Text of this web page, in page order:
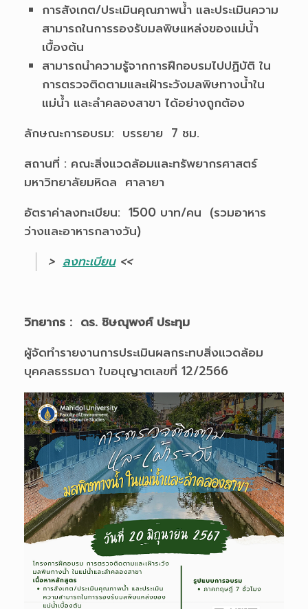
การสังเกต/ประเมินคุณภาพน้ำ และประเมินความ
สามารถในการรองรับมลพิษแหล่งของแม่น้ำ
เบื้องต้น
สามารถนำความรู้จากการฝึกอบรมไปปฏิบัติ ใน
การตรวจติดตามและเฝ้าระวังมลพิษทางน้ำใน
แม่น้ำ และลำคลองสาขา ได้อย่างถูกต้อง
ลักษณะการอบรม: บรรยาย 7 ชม.
สถานที่ : คณะสิ่งแวดล้อมและทรัพยากรศาสตร์
มหาวิทยาลัยมหิดล ศาลายา
อัตราค่าลงทะเบียน: 1500 บาท/คน (รวมอาหาร
ว่างและอาหารกลางวัน)
> ลงทะเบียน<<
วิทยากร : ดร. ชิษณุพงศ์ ประทุม
ผู้จัดทำรายงานการประเมินผลกระทบสิ่งแวดล้อม
บุคคลธรรมดา ใบอนุญาตเลขที่ 12/2566